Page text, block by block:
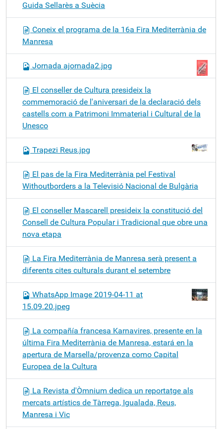
Guida Sellarès a Suècia
Coneix el programa de la 16a Fira Mediterrània de
Manresa
Jornada ajornada2.jpg
El conseller de Cultura presideix la
commemoració de l'aniversari de la declaració dels
castells com a Patrimoni Immaterial i Cultural de la
Unesco
Trapezi Reus.jpg
El pas de la Fira Mediterrània pel Festival
Withoutborders a la Televisió Nacional de Bulgària
El conseller Mascarell presideix la constitució del
Consell de Cultura Popular i Tradicional que obre una
nova etapa
La Fira Mediterrània de Manresa serà present a
diferents cites culturals durant el setembre
WhatsApp Image 2019-04-11 at
15.09.20.jpeg
La compañía francesa Karnavires, presente en la
última Fira Mediterrània de Manresa, estará en la
apertura de Marsella/provenza como Capital
Europea de la Cultura
La Revista d'Òmnium dedica un reportatge als
mercats artístics de Tàrrega, Igualada, Reus,
Manresa i Vic